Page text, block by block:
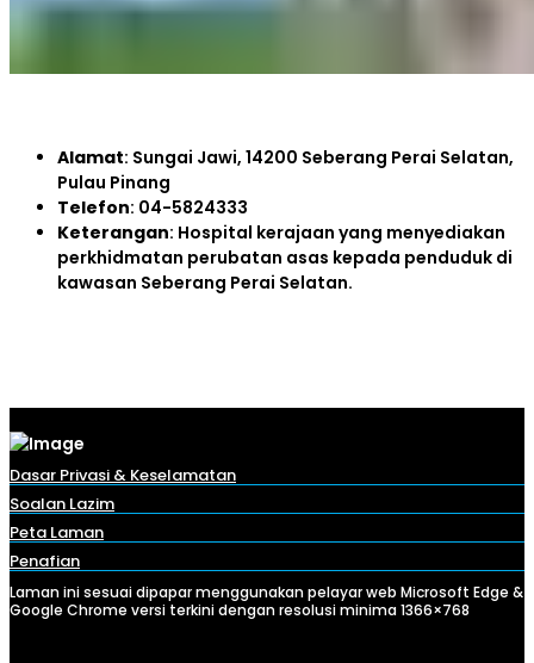
Alamat: Sungai Jawi, 14200 Seberang Perai Selatan,
Pulau Pinang
Telefon: 04-5824333
Keterangan: Hospital kerajaan yang menyediakan
perkhidmatan perubatan asas kepada penduduk di
kawasan Seberang Perai Selatan.
Dasar Privasi & Keselamatan
Soalan Lazim
Peta Laman
Penafian
Laman ini sesuai dipapar menggunakan pelayar web Microsoft Edge &
Google Chrome versi terkini dengan resolusi minima 1366×768